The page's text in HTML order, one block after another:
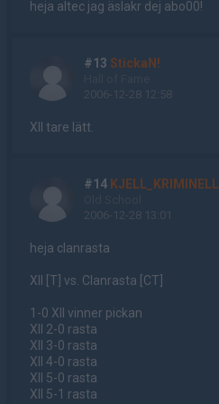
heja altec jag äslakr dej abo00!
#13 StickaN!
2006-12-28 12:58
XII tare lätt.
#14 KJELL_KRIMINELL
2006-12-28 13:01
heja clanrasta
XII [T] vs. Clanrasta [CT]
1-0 XII vinner pickan
XII 2-0 rasta
XII 3-0 rasta
XII 4-0 rasta
XII 5-0 rasta
XII 5-1 rasta